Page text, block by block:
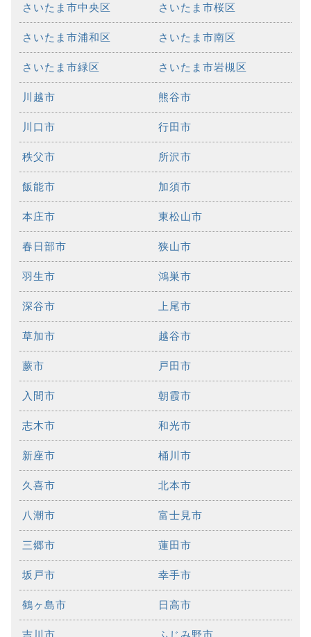
さいたま市中央区 さいたま市桜区
さいたま市浦和区 さいたま市南区
さいたま市緑区 さいたま市岩槻区
川越市 熊谷市
川口市 行田市
秩父市 所沢市
飯能市 加須市
本庄市 東松山市
春日部市 狭山市
羽生市 鴻巣市
深谷市 上尾市
草加市 越谷市
蕨市 戸田市
入間市 朝霞市
志木市 和光市
新座市 桶川市
久喜市 北本市
八潮市 富士見市
三郷市 蓮田市
坂戸市 幸手市
鶴ヶ島市 日高市
吉川市 ふじみ野市